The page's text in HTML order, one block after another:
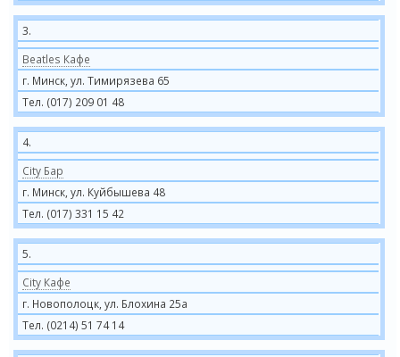
3.
Beatles Кафе
г. Минск, ул. Тимирязева 65
Тел. (017) 209 01 48
4.
City Бар
г. Минск, ул. Куйбышева 48
Тел. (017) 331 15 42
5.
City Кафе
г. Новополоцк, ул. Блохина 25а
Тел. (0214) 51 74 14